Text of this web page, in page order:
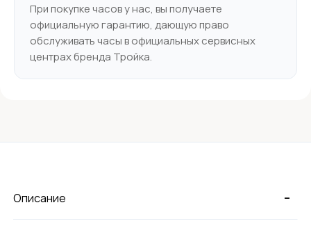
При покупке часов у нас, вы получаете
официальную гарантию, дающую право
обслуживать часы в официальных сервисных
центрах бренда Тройка.
-
Описание